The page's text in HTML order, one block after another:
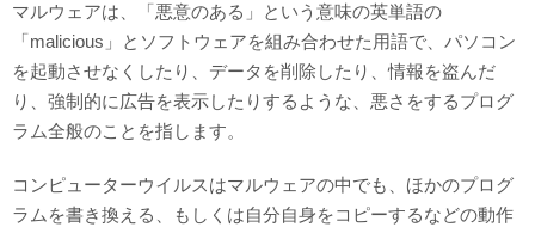
マルウェアは、「悪意のある」という意味の英単語の
「malicious」とソフトウェアを組み合わせた用語で、パソコン
を起動させなくしたり、データを削除したり、情報を盗んだ
り、強制的に広告を表示したりするような、悪さをするプログ
ラム全般のことを指します。
コンピューターウイルスはマルウェアの中でも、ほかのプログ
ラムを書き換える、もしくは自分自身をコピーするなどの動作
データ復旧のウソ？ホント？
プライバシーマーク認定
ISO27001(ISMS)認証
会社案内・会社概要